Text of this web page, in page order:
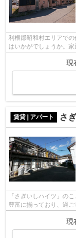
利根郡昭和村エリアで
はいかがでしょうか。
い。リビングで大切な
現
賃貸 | アパート さ
「さぎいしハイツ」の
豊富に揃っており、過
現